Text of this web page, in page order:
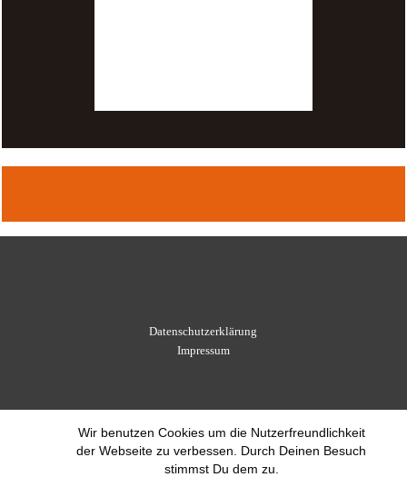
Wir benutzen Cookies um die Nutzerfreundlichkeit
der Webseite zu verbessen. Durch Deinen Besuch
stimmst Du dem zu.
Datenschutzerklärung
Impressum